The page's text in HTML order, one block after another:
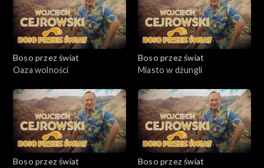
Boso przez świat
Oaza wolności
Boso przez świat
Miasto w dżungli
Boso przez świat
Boso przez świat